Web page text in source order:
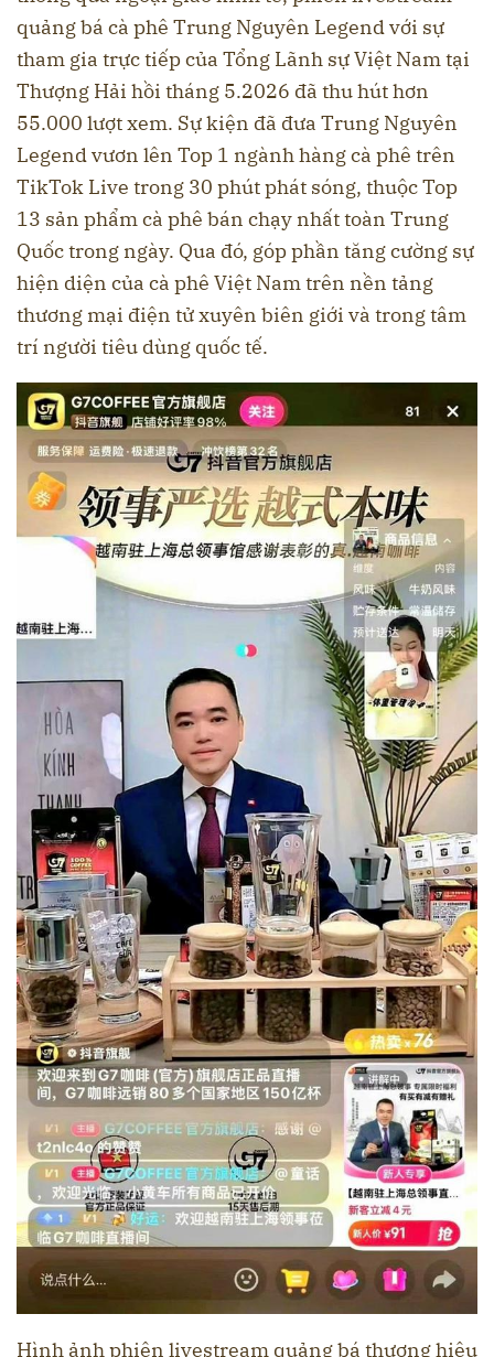
quảng bá cà phê Trung Nguyên Legend với sự
tham gia trực tiếp của Tổng Lãnh sự Việt Nam tại
Thượng Hải hồi tháng 5.2026 đã thu hút hơn
55.000 lượt xem. Sự kiện đã đưa Trung Nguyên
Legend vươn lên Top 1 ngành hàng cà phê trên
TikTok Live trong 30 phút phát sóng, thuộc Top
13 sản phẩm cà phê bán chạy nhất toàn Trung
Quốc trong ngày. Qua đó, góp phần tăng cường sự
hiện diện của cà phê Việt Nam trên nền tảng
thương mại điện tử xuyên biên giới và trong tâm
trí người tiêu dùng quốc tế.
Hình ảnh phiên livestream quảng bá thương hiệu